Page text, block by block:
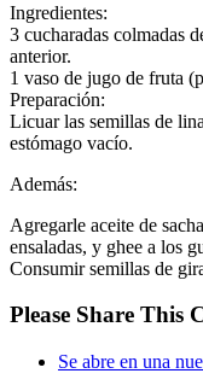
Ingredientes:
3 cucharadas colmadas
anterior.
1 vaso de jugo de fruta
Preparación:
Licuar las semillas de
estómago vacío.
Además:
Agregarle aceite de
ensaladas, y ghee a los
Consumir semillas de
Please Share This
Se abre en una